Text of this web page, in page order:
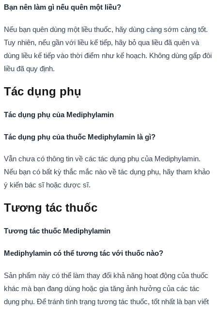
Bạn nên làm gì nếu quên một liều?
Nếu bạn quên dùng một liều thuốc, hãy dùng càng sớm càng tốt.
Tuy nhiên, nếu gần với liều kế tiếp, hãy bỏ qua liều đã quên và
dùng liều kế tiếp vào thời điểm như kế hoạch. Không dùng gấp đôi
liều đã quy định.
Tác dụng phụ
Tác dụng phụ của Mediphylamin
Tác dụng phụ của thuốc Mediphylamin là gì?
Vẫn chưa có thông tin về các tác dụng phụ của Mediphylamin.
Nếu bạn có bất kỳ thắc mắc nào về tác dụng phụ, hãy tham khảo
ý kiến bác sĩ hoặc dược sĩ.
Tương tác thuốc
Tương tác thuốc Mediphylamin
Mediphylamin có thể tương tác với thuốc nào?
Sản phẩm này có thể làm thay đổi khả năng hoạt động của thuốc
khác mà bạn đang dùng hoặc gia tăng ảnh hưởng của các tác
dụng phụ. Để tránh tình trạng tương tác thuốc, tốt nhất là bạn viết